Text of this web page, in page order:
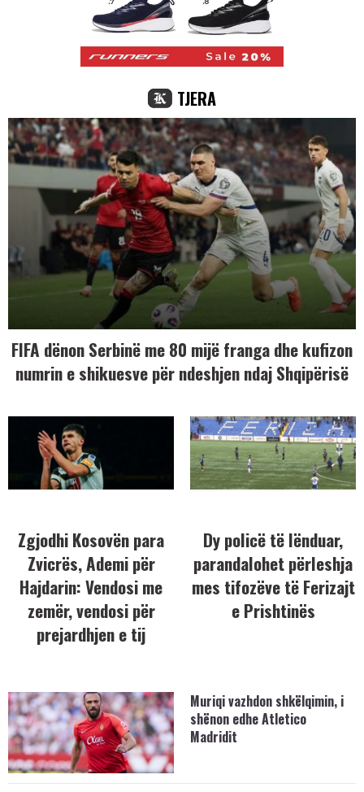
TJERA
FIFA dënon Serbinë me 80 mijë franga dhe kufizon
numrin e shikuesve për ndeshjen ndaj Shqipërisë
Zgjodhi Kosovën para
Zvicrës, Ademi për
Hajdarin: Vendosi me
zemër, vendosi për
prejardhjen e tij
Dy policë të lënduar,
parandalohet përleshja
mes tifozëve të Ferizajt
e Prishtinës
Muriqi vazhdon shkëlqimin, i
shënon edhe Atletico
Madridit